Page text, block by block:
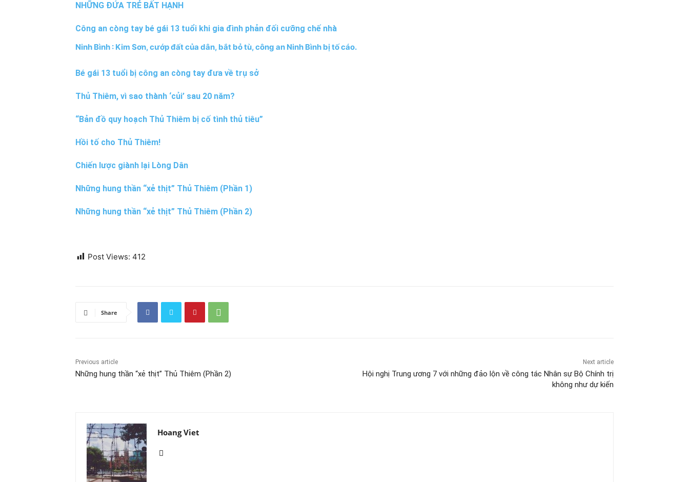
NHỮNG ĐỨA TRẺ BẤT HẠNH
Công an còng tay bé gái 13 tuổi khi gia đình phản đối cưỡng chế nhà
Ninh Bình : Kim Sơn, cướp đất của dân, bắt bỏ tù, công an Ninh Bình bị tố cáo.
Bé gái 13 tuổi bị công an còng tay đưa về trụ sở
Thủ Thiêm, vì sao thành ‘củi’ sau 20 năm?
“Bản đồ quy hoạch Thủ Thiêm bị cố tình thủ tiêu”
Hồi tố cho Thủ Thiêm!
Chiến lược giành lại Lòng Dân
Những hung thần “xẻ thịt” Thủ Thiêm (Phần 1)
Những hung thần “xẻ thịt” Thủ Thiêm (Phần 2)
Post Views: 412
Share
Previous article
Những hung thần “xẻ thịt” Thủ Thiêm (Phần 2)
Next article
Hội nghị Trung ương 7 với những đảo lộn về công tác Nhân sự Bộ Chính trị
không như dự kiến
Hoang Viet